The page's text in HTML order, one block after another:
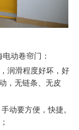
动卷帘门：
润滑程度好坏，好
，无链条、无皮
动要方便，快捷。